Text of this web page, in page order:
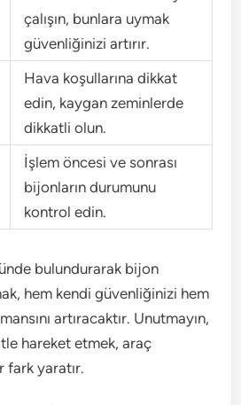
çalışın, bunlara uymak
güvenliğinizi artırır.
Hava koşullarına dikkat
edin, kaygan zeminlerde
dikkatli olun.
İşlem öncesi ve sonrası
bijonların durumunu
kontrol edin.
bulundurarak bijon
hem kendi güvenliğinizi hem
artıracaktır. Unutmayın,
hareket etmek, araç
fark yaratır.